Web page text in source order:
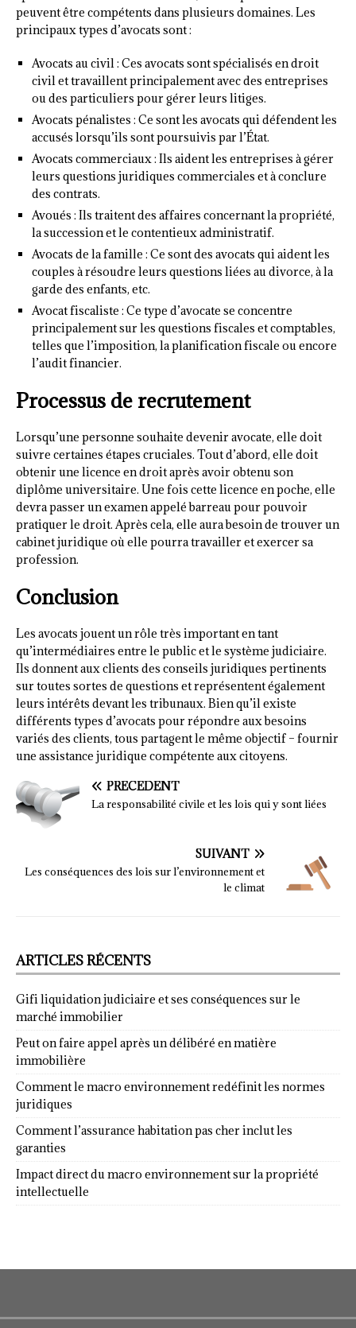
peuvent être compétents dans plusieurs domaines. Les
principaux types d’avocats sont :
Avocats au civil : Ces avocats sont spécialisés en droit
civil et travaillent principalement avec des entreprises
ou des particuliers pour gérer leurs litiges.
Avocats pénalistes : Ce sont les avocats qui défendent les
accusés lorsqu’ils sont poursuivis par l’État.
Avocats commerciaux : Ils aident les entreprises à gérer
leurs questions juridiques commerciales et à conclure
des contrats.
Avoués : Ils traitent des affaires concernant la propriété,
la succession et le contentieux administratif.
Avocats de la famille : Ce sont des avocats qui aident les
couples à résoudre leurs questions liées au divorce, à la
garde des enfants, etc.
Avocat fiscaliste : Ce type d’avocate se concentre
principalement sur les questions fiscales et comptables,
telles que l’imposition, la planification fiscale ou encore
l’audit financier.
Processus de recrutement
Lorsqu’une personne souhaite devenir avocate, elle doit
suivre certaines étapes cruciales. Tout d’abord, elle doit
obtenir une licence en droit après avoir obtenu son
diplôme universitaire. Une fois cette licence en poche, elle
devra passer un examen appelé barreau pour pouvoir
pratiquer le droit. Après cela, elle aura besoin de trouver un
cabinet juridique où elle pourra travailler et exercer sa
profession.
Conclusion
Les avocats jouent un rôle très important en tant
qu’intermédiaires entre le public et le système judiciaire.
Ils donnent aux clients des conseils juridiques pertinents
sur toutes sortes de questions et représentent également
leurs intérêts devant les tribunaux. Bien qu’il existe
différents types d’avocats pour répondre aux besoins
variés des clients, tous partagent le même objectif – fournir
une assistance juridique compétente aux citoyens.
PRÉCÉDENT
La responsabilité civile et les lois qui y sont liées
SUIVANT
Les conséquences des lois sur l’environnement et
le climat
ARTICLES RÉCENTS
Gifi liquidation judiciaire et ses conséquences sur le
marché immobilier
Peut on faire appel après un délibéré en matière
immobilière
Comment le macro environnement redéfinit les normes
juridiques
Comment l’assurance habitation pas cher inclut les
garanties
Impact direct du macro environnement sur la propriété
intellectuelle